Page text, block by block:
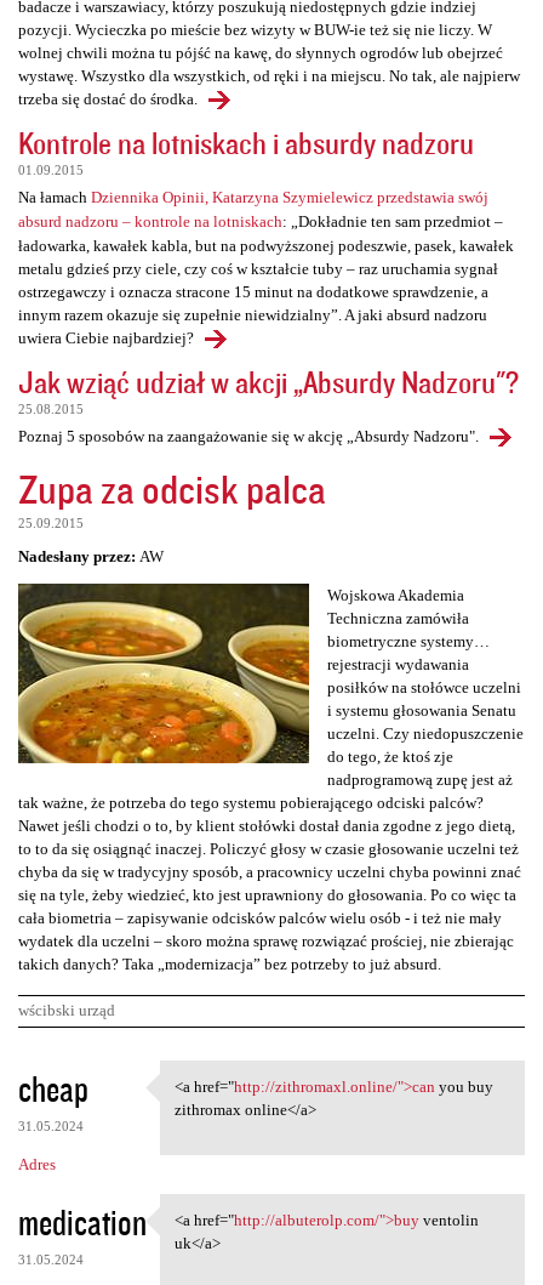
badacze i warszawiacy, którzy poszukują niedostępnych gdzie indziej
pozycji. Wycieczka po mieście bez wizyty w BUW-ie też się nie liczy. W
wolnej chwili można tu pójść na kawę, do słynnych ogrodów lub obejrzeć
wystawę. Wszystko dla wszystkich, od ręki i na miejscu. No tak, ale najpierw
trzeba się dostać do środka.
Kontrole na lotniskach i absurdy nadzoru
01.09.2015
Na łamach Dziennika Opinii, Katarzyna Szymielewicz przedstawia swój
absurd nadzoru – kontrole na lotniskach: „Dokładnie ten sam przedmiot –
ładowarka, kawałek kabla, but na podwyższonej podeszwie, pasek, kawałek
metalu gdzieś przy ciele, czy coś w kształcie tuby – raz uruchamia sygnał
ostrzegawczy i oznacza stracone 15 minut na dodatkowe sprawdzenie, a
innym razem okazuje się zupełnie niewidzialny”. A jaki absurd nadzoru
uwiera Ciebie najbardziej?
Jak wziąć udział w akcji „Absurdy Nadzoru"?
25.08.2015
Poznaj 5 sposobów na zaangażowanie się w akcję „Absurdy Nadzoru".
Zupa za odcisk palca
25.09.2015
Nadesłany przez: AW
Wojskowa Akademia
Techniczna zamówiła
biometryczne systemy…
rejestracji wydawania
posiłków na stołówce uczelni
i systemu głosowania Senatu
uczelni. Czy niedopuszczenie
do tego, że ktoś zje
nadprogramową zupę jest aż
tak ważne, że potrzeba do tego systemu pobierającego odciski palców?
Nawet jeśli chodzi o to, by klient stołówki dostał dania zgodne z jego dietą,
to to da się osiągnąć inaczej. Policzyć głosy w czasie głosowanie uczelni też
chyba da się w tradycyjny sposób, a pracownicy uczelni chyba powinni znać
się na tyle, żeby wiedzieć, kto jest uprawniony do głosowania. Po co więc ta
cała biometria – zapisywanie odcisków palców wielu osób - i też nie mały
wydatek dla uczelni – skoro można sprawę rozwiązać prościej, nie zbierając
takich danych? Taka „modernizacja” bez potrzeby to już absurd.
wścibski urząd
K
o
m
e
n
t
cheap
31.05.2024
Adres
<a href="http://zithromaxl
<a href="http://zithromaxl.online/">can you buy
zithromax online</a>
medication
31.05.2024
<a href="http://albuterolp
<a href="http://albuterolp.com/">buyventolin
uk</a>